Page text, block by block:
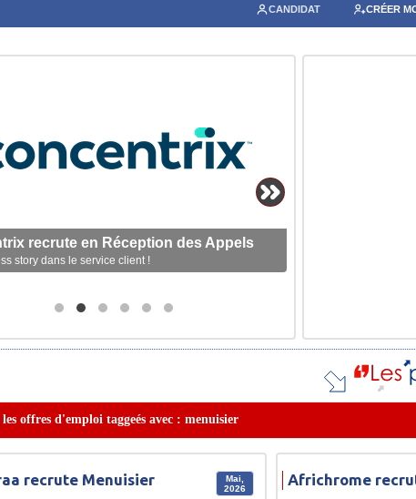
CANDIDAT CRÉER
recrute en Réception des Appels
story dans le service client !
les offres d'emploi taggeés avec : menuisier
Mai,
2026
recrute Menuisier Africhrome